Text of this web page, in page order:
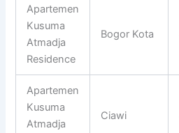
Apartemen
Kusuma
Atmadja
Residence
Bogor Kota
Apartemen
Kusuma
Atmadja
Ciawi